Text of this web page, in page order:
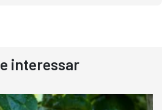
966
interessar